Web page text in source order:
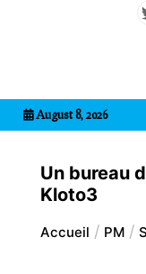
August 8, 2026
Un bureau
Kloto3
Accueil PM